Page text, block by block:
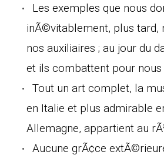
Les exemples que nous
inÃ©vitablement, plus tard,
nos auxiliaires ; au jour du
et ils combattent pour nous
Tout un art complet, la
en Italie et plus admirable
Allemagne, appartient au
Aucune grÃ¢ce